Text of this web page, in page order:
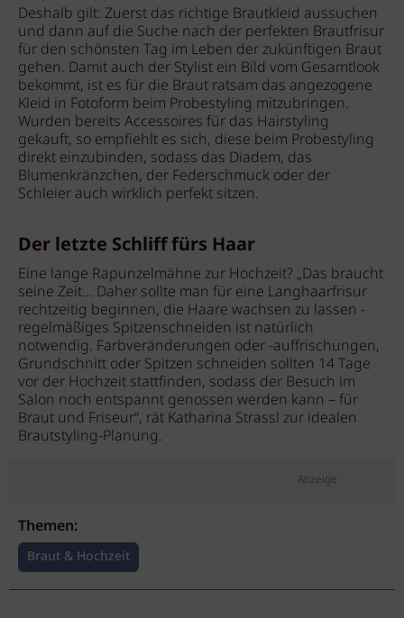
Deshalb gilt: Zuerst das richtige Brautkleid aussuchen
und dann auf die Suche nach der perfekten Brautfrisur
für den schönsten Tag im Leben der zukünftigen Braut
gehen. Damit auch der Stylist ein Bild vom Gesamtlook
bekommt, ist es für die Braut ratsam das angezogene
Kleid in Fotoform beim Probestyling mitzubringen.
Wurden bereits Accessoires für das Hairstyling
gekauft, so empfiehlt es sich, diese beim Probestyling
direkt einzubinden, sodass das Diadem, das
Blumenkränzchen, der Federschmuck oder der
Schleier auch wirklich perfekt sitzen.
Der letzte Schliff fürs Haar
Eine lange Rapunzelmähne zur Hochzeit? „Das braucht
seine Zeit… Daher sollte man für eine Langhaarfrisur
rechtzeitig beginnen, die Haare wachsen zu lassen -
regelmäßiges Spitzenschneiden ist natürlich
notwendig. Farbveränderungen oder -auffrischungen,
Grundschnitt oder Spitzen schneiden sollten 14 Tage
vor der Hochzeit stattfinden, sodass der Besuch im
Salon noch entspannt genossen werden kann – für
Braut und Friseur“, rät Katharina Strassl zur idealen
Brautstyling-Planung.
Anzeige
Themen:
Braut & Hochzeit